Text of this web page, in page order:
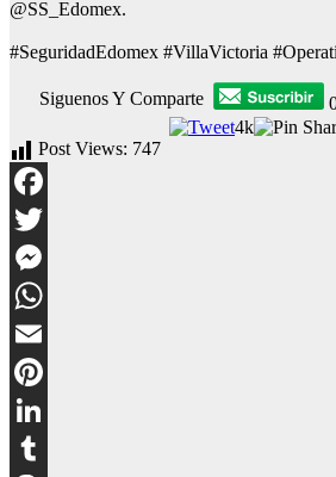
@SS_Edomex.
#SeguridadEdomex #VillaVictoria
Siguenos Y Comparte
4k
Post Views: 747
Facebook
Twitter
Messenger
WhatsApp
Email
Pinterest
LinkedIn